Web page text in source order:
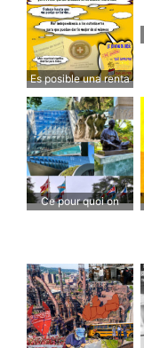
Es posible una renta
básica
Ce pour quoi on